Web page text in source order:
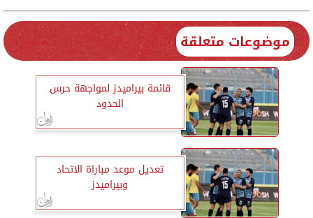
موضوعات متعلقة
قائمة بيراميدز لمواجهة حرس
الحدود
تعديل موعد مباراة الاتحاد
وبيراميدز